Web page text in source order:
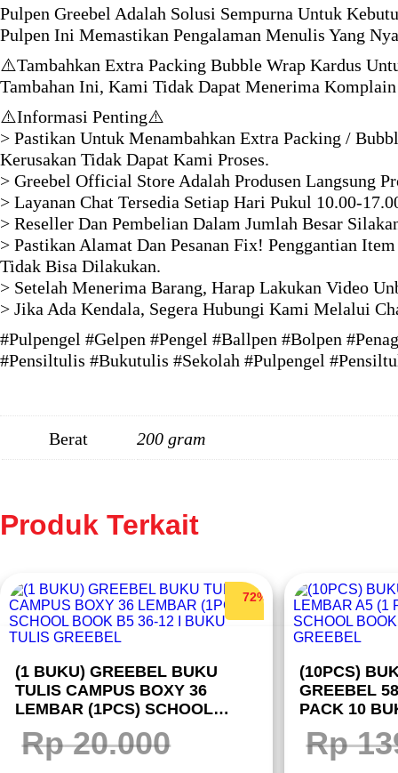
Pulpen Greebel Adalah Solusi Sempurna Untuk
Pulpen Ini Memastikan Pengalaman Menulis Yang
⚠️Tambahkan Extra Packing Bubble Wrap Kardus
Tambahan Ini, Kami Tidak Dapat Menerima
⚠️Informasi Penting⚠️
> Pastikan Untuk Menambahkan Extra Packing /
Kerusakan Tidak Dapat Kami Proses.
> Greebel Official Store Adalah Produsen Langsung
> Layanan Chat Tersedia Setiap Hari Pukul 10.00-
> Reseller Dan Pembelian Dalam Jumlah Besar
> Pastikan Alamat Dan Pesanan Fix! Penggantian
Tidak Bisa Dilakukan.
> Setelah Menerima Barang, Harap Lakukan Video
> Jika Ada Kendala, Segera Hubungi Kami Melalui
#Pulpengel #Gelpen #Pengel #Ballpen #Bolpen
#Pensiltulis #Bukutulis #Sekolah #Pulpengel
Berat 200 gram
Produk Terkait
72%
(1 BUKU) GREEBEL BUKU
TULIS CAMPUS BOXY 36
LEMBAR (1PCS) SCHOOL
BOOK B5 36-12 I BUKU TULIS
GREEBEL
Rp20.000
Harga
(10PCS)
GREEBEL
PACK 10
BOOK I
Rp
Harga